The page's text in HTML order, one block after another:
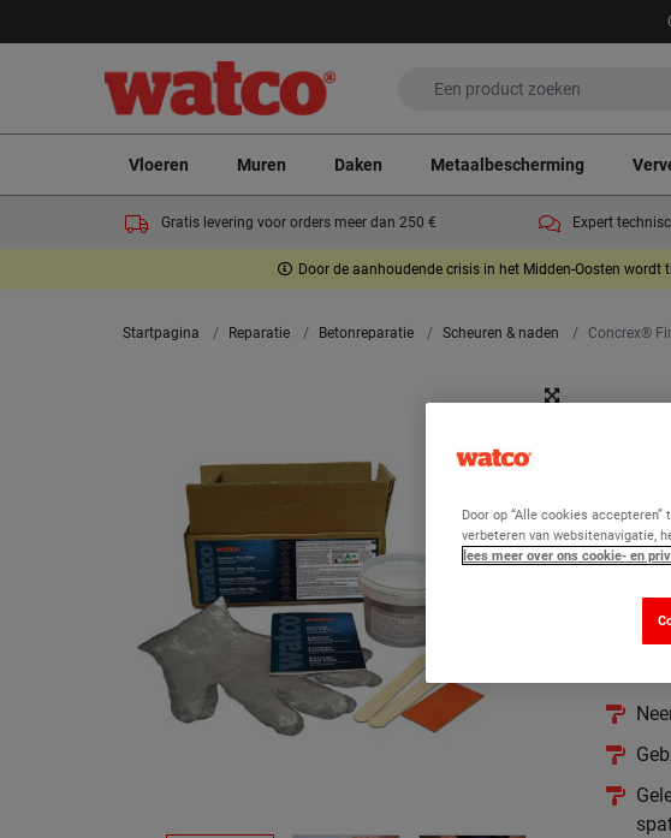
Vloeren Muren Daken Metaalbescherming
Gratis levering voor orders meer dan 250 € Expert
Door de aanhoudende crisis in het Midden-Oosten
Startpagina Reparatie Betonreparatie Scheuren & naden Concrex®
Door op “Alle cookies
verbeteren van websitenavigatie,
lees meer over ons cookie- en